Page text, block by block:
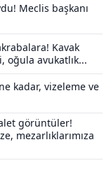
Meclis başkanı
Kavak
oğula avukatlık...
kadar, vizeleme ve
görüntüler!
mezarlıklarımıza